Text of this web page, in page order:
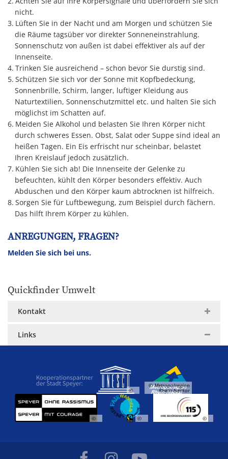
nicht.
Lüften Sie in der Nacht und am Morgen und schützen Sie
die Räume tagsüber vor direkter Sonneneinstrahlung.
Sonnenschutz von außen ist dabei effektiver als auf der
Innenseite.
Trinken Sie ausreichend – schon bevor Sie durstig sind.
Schützen Sie sich vor der Sonne mit Kopfbedeckung,
Sonnenbrille, Schirm, langer, luftiger Kleidung aus
Naturtextilien, Sonnenschutzmittel etc. und halten Sie sich
möglichst im Schatten auf.
Meiden Sie Alkohol und belasten Sie Ihren Körper nicht
durch schweres Essen. Obst, Salat oder Suppe sind ideal an
heißen Tagen. Ein Eis erfrischt nur scheinbar, belastet
Ihren Kreislauf jedoch zusätzlich.
Kühlen Sie sich ab! Die Innenseite der Gelenke zu
befeuchten, kühlt den Körper besonders effektiv. Auch
Abduschen und den Körper kaum abtrocknen ist hilfreich.
Sorgen Sie für Luftbewegung, zum Beispiel durch fächern.
Das hilft Ihrem Körper zu kühlen.
ANREGUNGEN, FRAGEN?
Melden Sie sich bei uns.
Quickfinder Umwelt
Kontakt
Links
©
© Metropolregion
Rhein-Neckar
© © ©